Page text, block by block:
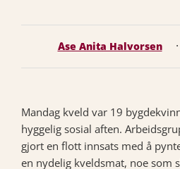
Åse Anita Halvorsen ·
Mandag kveld var 19
hyggelig sosial aften.
gjort en flott innsats med å
en nydelig kveldsmat, noe som